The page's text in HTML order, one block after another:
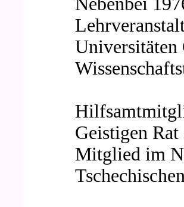
Universitäten
Geistigen
Mitglied im